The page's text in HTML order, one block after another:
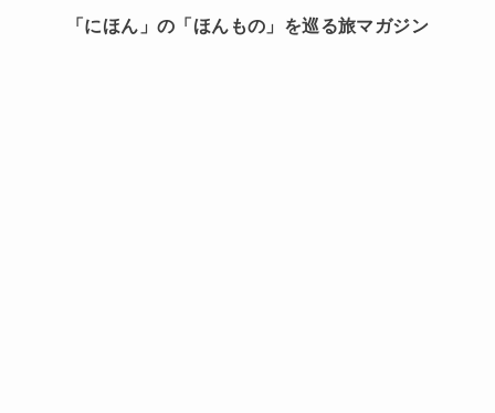
「にほん」の「ほんもの」を巡る旅マガジン